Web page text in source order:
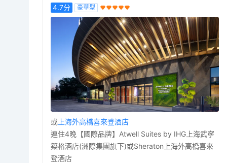
4.7分 豪華型
或 上海外高橋喜來登酒店
連住4晚【國際品牌】Atwell Suites by IHG上海武寧
築格酒店(洲際集團旗下)或Sheraton上海外高橋喜來
登酒店